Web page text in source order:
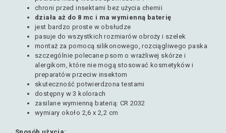
chroni przed insektami bez użycia chemii
działa aż do 8 mc i ma wymienną baterię
jest bardzo proste w obsłudze
pasuje do wszystkich rozmiarów obroży i szelek
montaż za pomocą silikonowego, rozciągliwego paska
szczególnie polecane psom o wrażliwej skórze i
alergikom, które nie mogą stosować kosmetyków i
preparatów przeciw insektom
skuteczność potwierdzona testami
dostępny w 3 kolorach
zasilane wymienną baterią: CR 2032
wymiary około 2,6 x 2,2 cm